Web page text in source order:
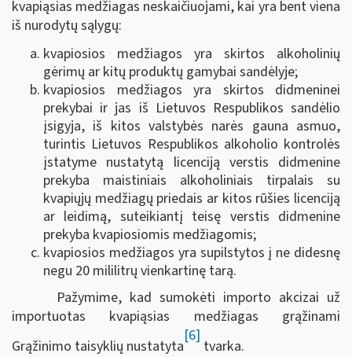
kvapiąsias medžiagas neskaičiuojami, kai yra bent viena
iš nurodytų sąlygų:
kvapiosios medžiagos yra skirtos alkoholinių
gėrimų ar kitų produktų gamybai sandėlyje;
kvapiosios medžiagos yra skirtos didmeninei
prekybai ir jas iš Lietuvos Respublikos sandėlio
įsigyja, iš kitos valstybės narės gauna asmuo,
turintis Lietuvos Respublikos alkoholio kontrolės
įstatyme nustatytą licenciją verstis didmenine
prekyba maistiniais alkoholiniais tirpalais su
kvapiųjų medžiagų priedais ar kitos rūšies licenciją
ar leidimą, suteikiantį teisę verstis didmenine
prekyba kvapiosiomis medžiagomis;
kvapiosios medžiagos yra supilstytos į ne didesnę
negu 20 mililitrų vienkartinę tarą.
Pažymime, kad sumokėti importo akcizai už
importuotas kvapiąsias medžiagas grąžinami
Grąžinimo taisyklių nustatyta
[6]
tvarka.